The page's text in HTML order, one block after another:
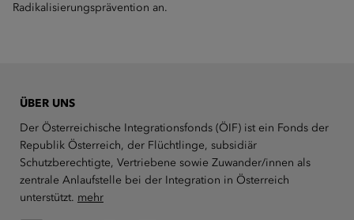
Radikalisierungsprävention an.
ÜBER UNS
Der Österreichische Integrationsfonds (ÖIF) ist ein Fonds der
Republik Österreich, der Flüchtlinge, subsidiär
Schutzberechtigte, Vertriebene sowie Zuwander/innen als
zentrale Anlaufstelle bei der Integration in Österreich
unterstützt. mehr